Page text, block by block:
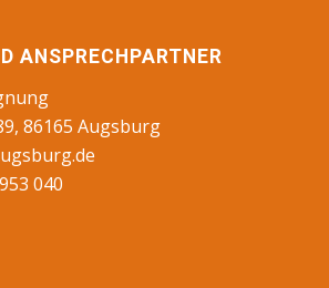
ANSPRECHPARTNER
86165 Augsburg
040